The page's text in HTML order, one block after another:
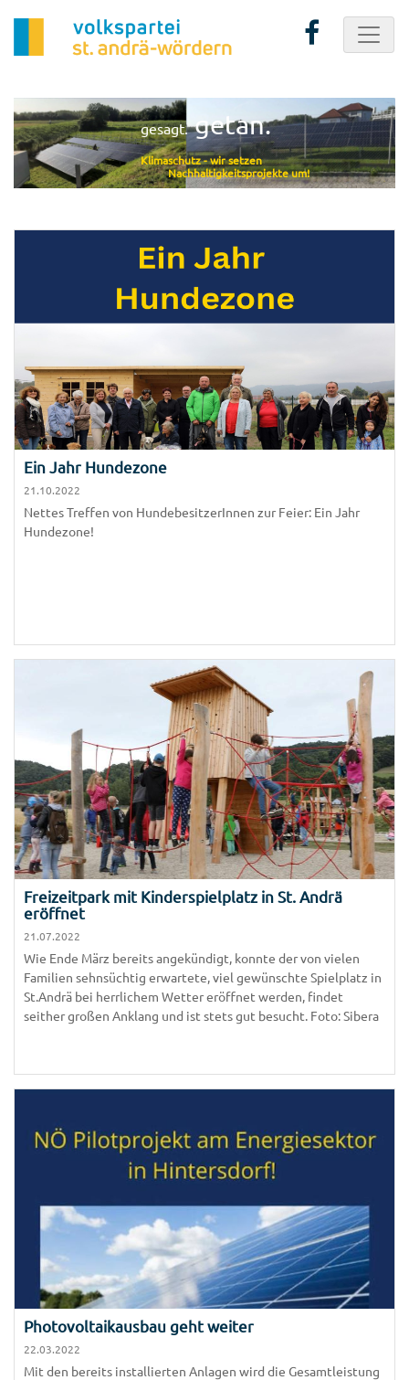
gesagt.getan.
Klimaschutz - wir setzen
Nachhaltigkeitsprojekte um!
Ein Jahr Hundezone
Nettes Treffen von HundebesitzerInnen zur Feier: Ein Jahr
Hundezone!
21.10.2022
Freizeitpark mit Kinderspielplatz in St. Andrä
eröffnet
Wie Ende März bereits angekündigt, konnte der von vielen
Familien sehnsüchtig erwartete, viel gewünschte Spielplatz in
St.Andrä bei herrlichem Wetter eröffnet werden, findet
seither großen Anklang und ist stets gut besucht. Foto: Sibera
21.07.2022
Photovoltaikausbau geht weiter
Mit den bereits installierten Anlagen wird die Gesamtleistung
22.03.2022